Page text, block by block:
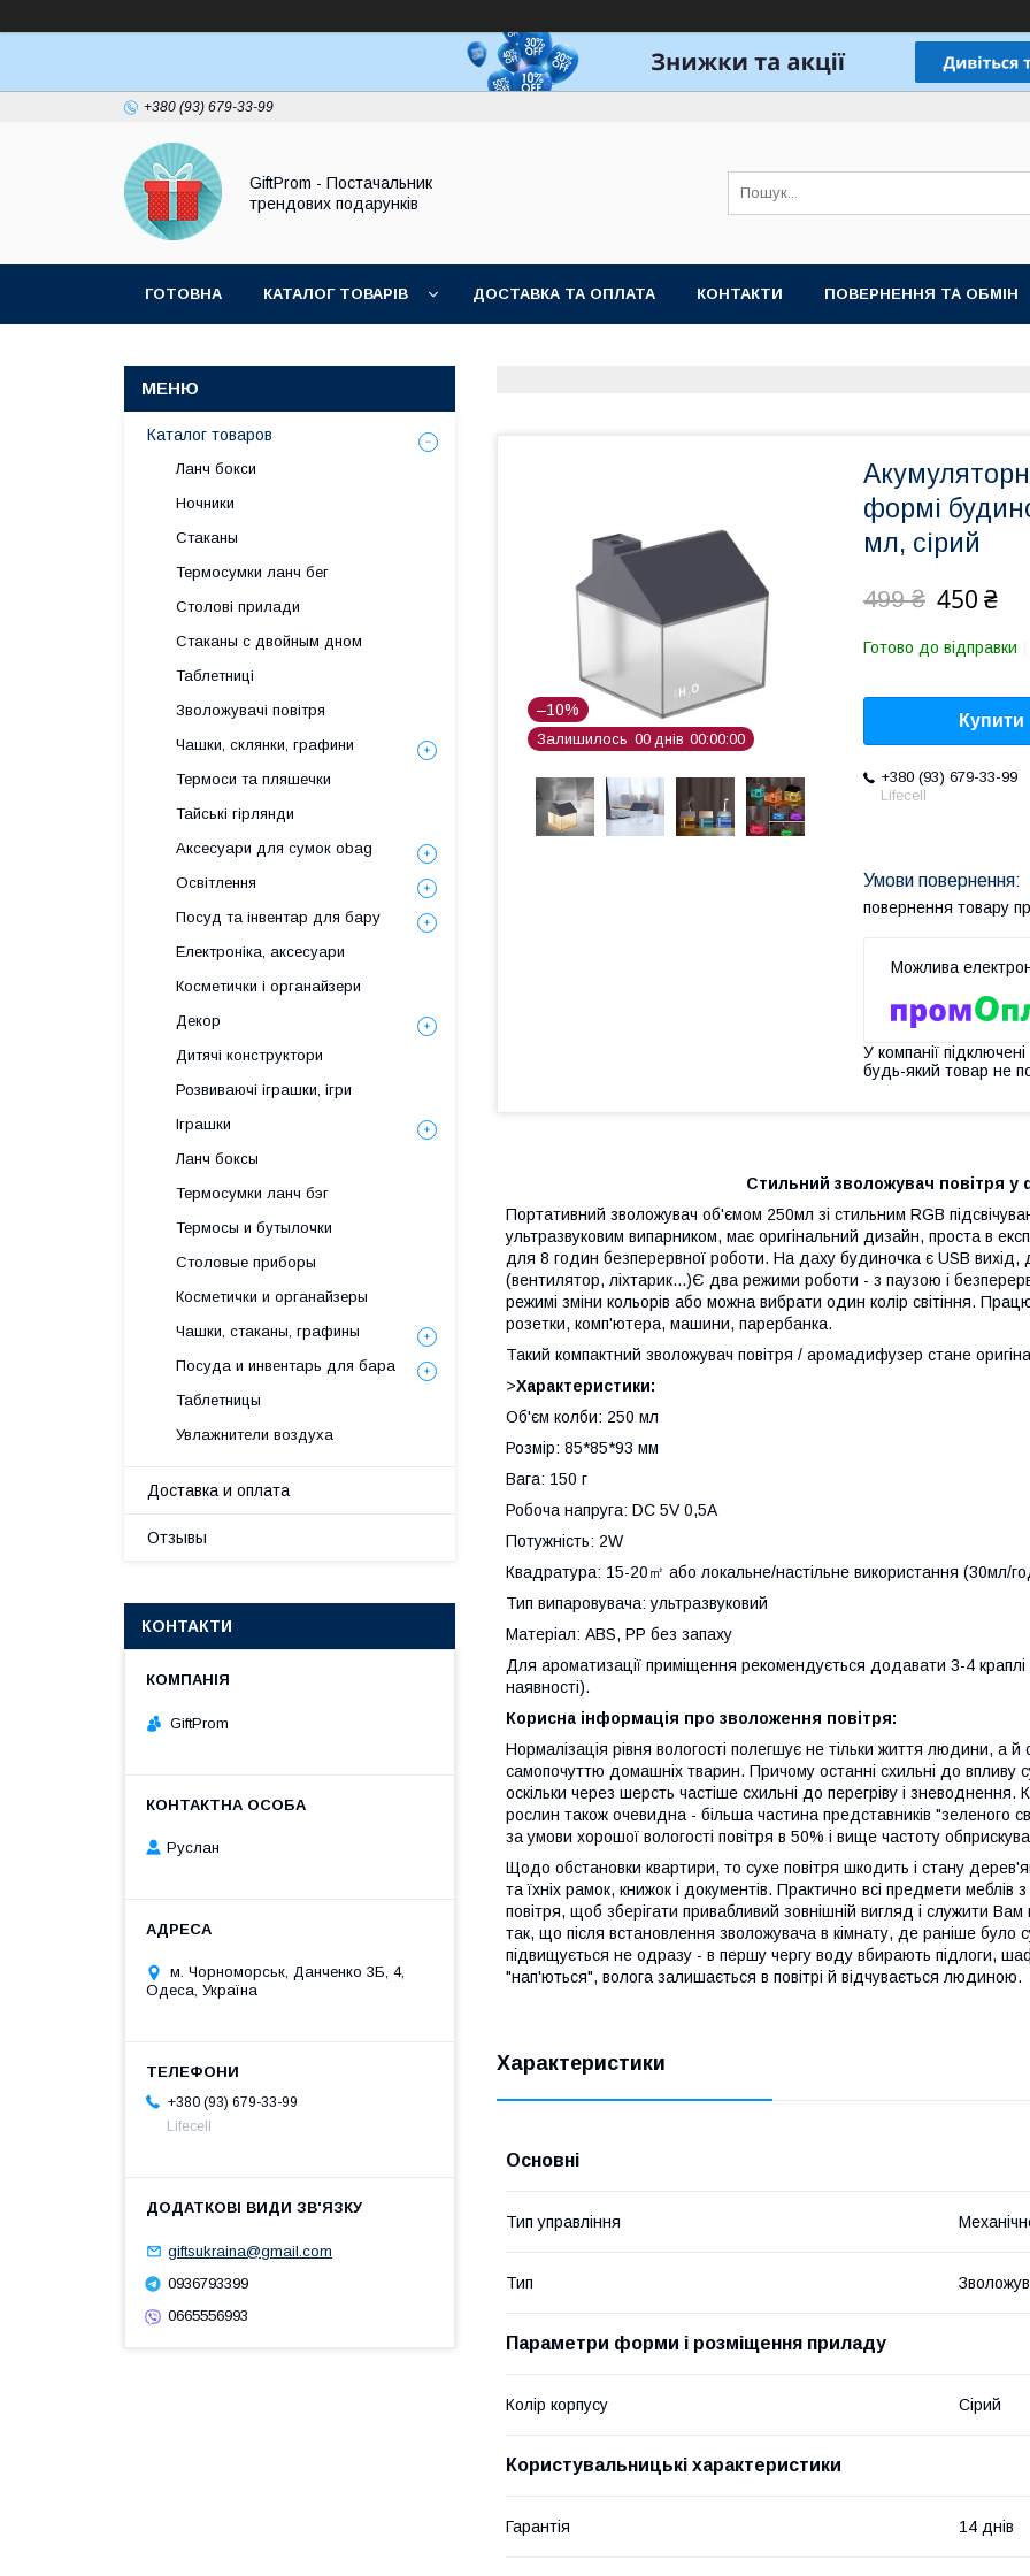
+380 (93) 679-33-99
GiftProm - Постачальник
трендових подарунків
ГОТОВНА КАТАЛОГ ТОВАРІВ ДОСТАВКА ТА ОПЛАТА КОНТАКТИ ПОВЕРНЕННЯ ТА ОБМІН
–10%
Залишилось 00 днів 00 00 00
формі
мл, сірий
499 ₴ 450 ₴
Готово до відправки
Купити
+380 (93) 679-33-99
Lifecell
повернення товару
У компанії
будь-який товар не
Стильний зволожувач повітря у
Портативний зволожувач об'ємом 250мл зі стильним RGB
ультразвуковим випарником, має оригінальний дизайн, проста в
для 8 годин безперервної роботи. На даху будиночка є USB
(вентилятор, ліхтарик...)Є два режими роботи - з паузою і
режимі зміни кольорів або можна вибрати один колір світіння.
розетки, комп'ютера, машини, парербанка.
Такий компактний зволожувач повітря / аромадифузер стане
>Характеристики:
Об'єм колби: 250 мл
Розмір: 85*85*93 мм
Вага: 150 г
Робоча напруга: DC 5V 0,5A
Потужність: 2W
Квадратура: 15-20㎡ або локальне/настільне використання (30мл/
Тип випаровувача: ультразвуковий
Матеріал: ABS, PP без запаху
Для ароматизації приміщення рекомендується додавати 3-4
наявності).
Корисна інформація про зволоження повітря:
Нормалізація рівня вологості полегшує не тільки життя людини, а
самопочуттю домашніх тварин. Причому останні схильні до впливу
оскільки через шерсть частіше схильні до перегріву і зневоднення.
рослин також очевидна - більша частина представників "зеленого
за умови хорошої вологості повітря в 50% і вище частоту
Щодо обстановки квартири, то сухе повітря шкодить і стану
та їхніх рамок, книжок і документів. Практично всі предмети
повітря, щоб зберігати привабливий зовнішній вигляд і служити
так, що після встановлення зволожувача в кімнату, де раніше було
підвищується не одразу - в першу чергу воду вбирають підлоги,
"нап'ються", волога залишається в повітрі й відчувається людиною.
Характеристики
Основні
Тип управління
Тип
Параметри форми і розміщення приладу
Колір корпусу Сірий
Користувальницькі характеристики
Гарантія 14 днів
Каталог товаров
Ланч бокси
Ночники
Стаканы
Термосумки ланч бег
Столові прилади
Стаканы с двойным дном
Таблетниці
Зволожувачі повітря
Чашки, склянки, графини
Термоси та пляшечки
Тайські гірлянди
Аксесуари для сумок obag
Освітлення
Посуд та інвентар для бару
Електроніка, аксесуари
Косметички і органайзери
Декор
Дитячі конструктори
Розвиваючі іграшки, ігри
Іграшки
Ланч боксы
Термосумки ланч бэг
Термосы и бутылочки
Столовые приборы
Косметички и органайзеры
Чашки, стаканы, графины
Посуда и инвентарь для бара
Таблетницы
Увлажнители воздуха
Доставка и оплата
Отзывы
КОНТАКТИ
GiftProm
Руслан
м. Чорноморськ, Данченко 3Б, 4,
Одеса, Україна
+380 (93) 679-33-99
Lifecell
giftsukraina@gmail.com
0936793399
0665556993